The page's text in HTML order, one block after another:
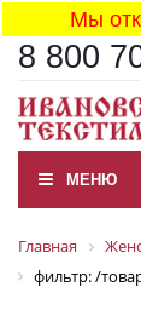
Мы
8 800
МЕНЮ
Главная
фильтр: /